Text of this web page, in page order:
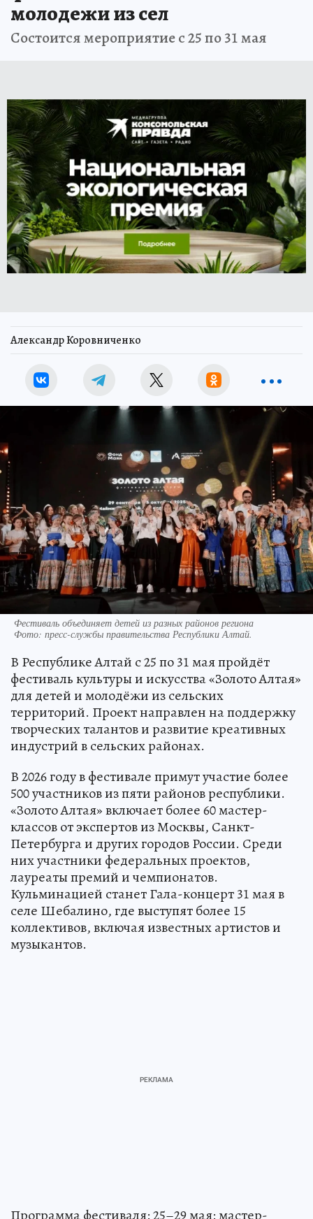
молодежи из сел
Состоится мероприятие с 25 по 31 мая
Александр Коровниченко
Фестиваль объединяет детей из разных районов региона
Фото: пресс-службы правительства Республики Алтай.
В Республике Алтай с 25 по 31 мая пройдёт
фестиваль культуры и искусства «Золото Алтая»
для детей и молодёжи из сельских
территорий. Проект направлен на поддержку
творческих талантов и развитие креативных
индустрий в сельских районах.
В 2026 году в фестивале примут участие более
500 участников из пяти районов республики.
«Золото Алтая» включает более 60 мастер-
классов от экспертов из Москвы, Санкт-
Петербурга и других городов России. Среди
них участники федеральных проектов,
лауреаты премий и чемпионатов.
Кульминацией станет Гала-концерт 31 мая в
селе Шебалино, где выступят более 15
коллективов, включая известных артистов и
музыкантов.